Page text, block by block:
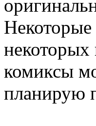
некоторых
комиксы
планирую